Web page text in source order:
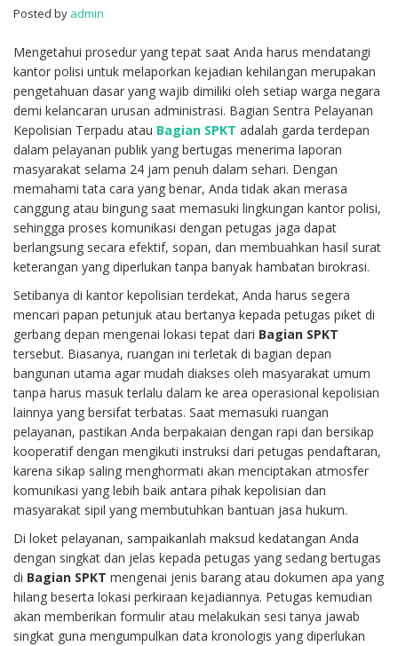
Posted by admin
Mengetahui prosedur yang tepat saat Anda harus mendatangi
kantor polisi untuk melaporkan kejadian kehilangan merupakan
pengetahuan dasar yang wajib dimiliki oleh setiap warga negara
demi kelancaran urusan administrasi. Bagian Sentra Pelayanan
Kepolisian Terpadu atau Bagian SPKT adalah garda terdepan
dalam pelayanan publik yang bertugas menerima laporan
masyarakat selama 24 jam penuh dalam sehari. Dengan
memahami tata cara yang benar, Anda tidak akan merasa
canggung atau bingung saat memasuki lingkungan kantor polisi,
sehingga proses komunikasi dengan petugas jaga dapat
berlangsung secara efektif, sopan, dan membuahkan hasil surat
keterangan yang diperlukan tanpa banyak hambatan birokrasi.
Setibanya di kantor kepolisian terdekat, Anda harus segera
mencari papan petunjuk atau bertanya kepada petugas piket di
gerbang depan mengenai lokasi tepat dari Bagian SPKT
tersebut. Biasanya, ruangan ini terletak di bagian depan
bangunan utama agar mudah diakses oleh masyarakat umum
tanpa harus masuk terlalu dalam ke area operasional kepolisian
lainnya yang bersifat terbatas. Saat memasuki ruangan
pelayanan, pastikan Anda berpakaian dengan rapi dan bersikap
kooperatif dengan mengikuti instruksi dari petugas pendaftaran,
karena sikap saling menghormati akan menciptakan atmosfer
komunikasi yang lebih baik antara pihak kepolisian dan
masyarakat sipil yang membutuhkan bantuan jasa hukum.
Di loket pelayanan, sampaikanlah maksud kedatangan Anda
dengan singkat dan jelas kepada petugas yang sedang bertugas
di Bagian SPKT mengenai jenis barang atau dokumen apa yang
hilang beserta lokasi perkiraan kejadiannya. Petugas kemudian
akan memberikan formulir atau melakukan sesi tanya jawab
singkat guna mengumpulkan data kronologis yang diperlukan